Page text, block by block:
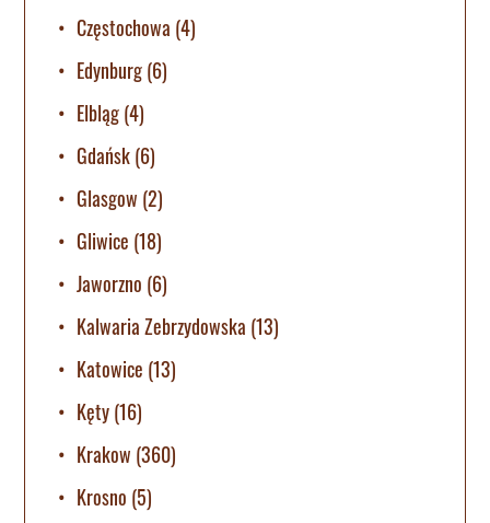
Częstochowa (4)
Edynburg(6)
Elbląg(4)
Gdańsk(6)
Glasgow (2)
Gliwice (18)
Jaworzno (6)
Kalwaria Zebrzydowska (13)
Katowice (13)
Kęty(16)
Krakow (360)
Krosno (5)